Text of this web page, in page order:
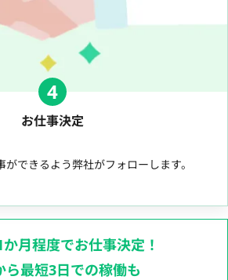
4
お仕事決定
できるよう弊社がフォローします。
月程度でお仕事決定！
ら最短3日での稼働も